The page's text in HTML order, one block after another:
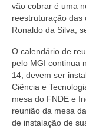
vão cobrar é uma
reestruturação das
Ronaldo da Silva,
O calendário de
pelo MGI continua
14, devem ser
Ciência e
mesa do FNDE e
reunião da mesa
de instalação de